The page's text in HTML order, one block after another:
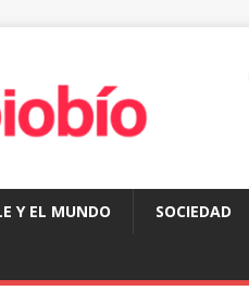
Y EL MUNDO SOCIEDAD